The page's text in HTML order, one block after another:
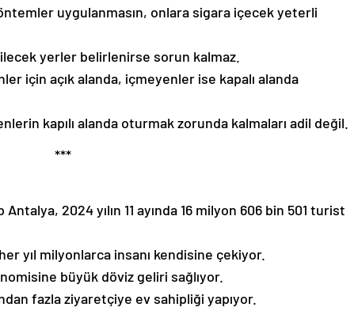
uygulanmasın, onlara sigara içecek yeterli
yerler belirlenirse sorun kalmaz.
için açık alanda, içmeyenler ise kapalı alanda
kapılı alanda oturmak zorunda kalmaları adil değil.
***
2024 yılın 11 ayında 16 milyon 606 bin 501 turist
yıl milyonlarca insanı kendisine çekiyor.
büyük döviz geliri sağlıyor.
fazla ziyaretçiye ev sahipliği yapıyor.